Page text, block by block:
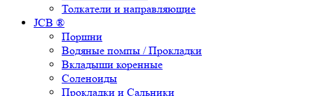
Толкатели и направляющие
JCB ®
Поршни
Водяные помпы / Прокладки
Вкладыши коренные
Соленоиды
Прокладки и Сальники